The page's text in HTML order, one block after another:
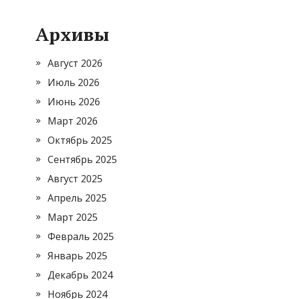
Архивы
Август 2026
Июль 2026
Июнь 2026
Март 2026
Октябрь 2025
Сентябрь 2025
Август 2025
Апрель 2025
Март 2025
Февраль 2025
Январь 2025
Декабрь 2024
Ноябрь 2024